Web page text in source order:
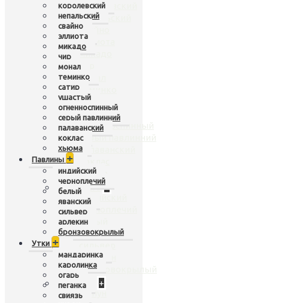
королевский
непальский
свайно
эллиота
микадо
чир
монал
теминко
сатир
ушастый
огненноспинный
серый павлинний
палаванский
хьюма
Павлины
+
индийский
черноплечий
белый
яванский
арлекин
бронзовокрылый
Лебеди
+
шипун
королевский
непальский
свайно
эллиота
микадо
чир
монал
теминко
сатир
ушастый
огненноспинный
серый павлинний
палаванский
коклас
хьюма
Павлины +
индийский
черноплечий
белый
яванский
сильвер
арлекин
бронзовокрылый
Утки +
мандаринка
каролинка
огарь
пеганка
свиязь